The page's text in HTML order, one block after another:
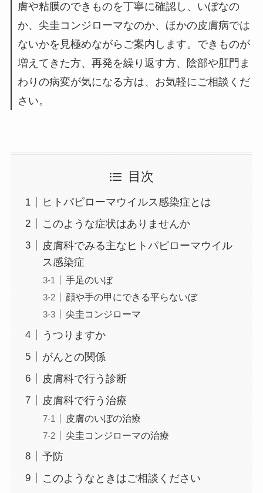
膚や粘膜のできものを丁寧に確認し、いぼなの
か、尖圭コンジローマなのか、ほかの皮膚病では
ないかを見極めながらご案内します。できものが
増えてきた方、再発を繰り返す方、陰部や肛門ま
わりの病変が気になる方は、お気軽にご相談くだ
さい。
目次
ヒトパピローマウイルス感染症とは
このような症状はありませんか
皮膚科でみる主なヒトパピローマウイル
ス感染症
手足のいぼ
顔や手の甲にできる平らないぼ
尖圭コンジローマ
うつりますか
がんとの関係
皮膚科で行う診断
皮膚科で行う治療
皮膚のいぼの治療
尖圭コンジローマの治療
予防
このようなときはご相談ください